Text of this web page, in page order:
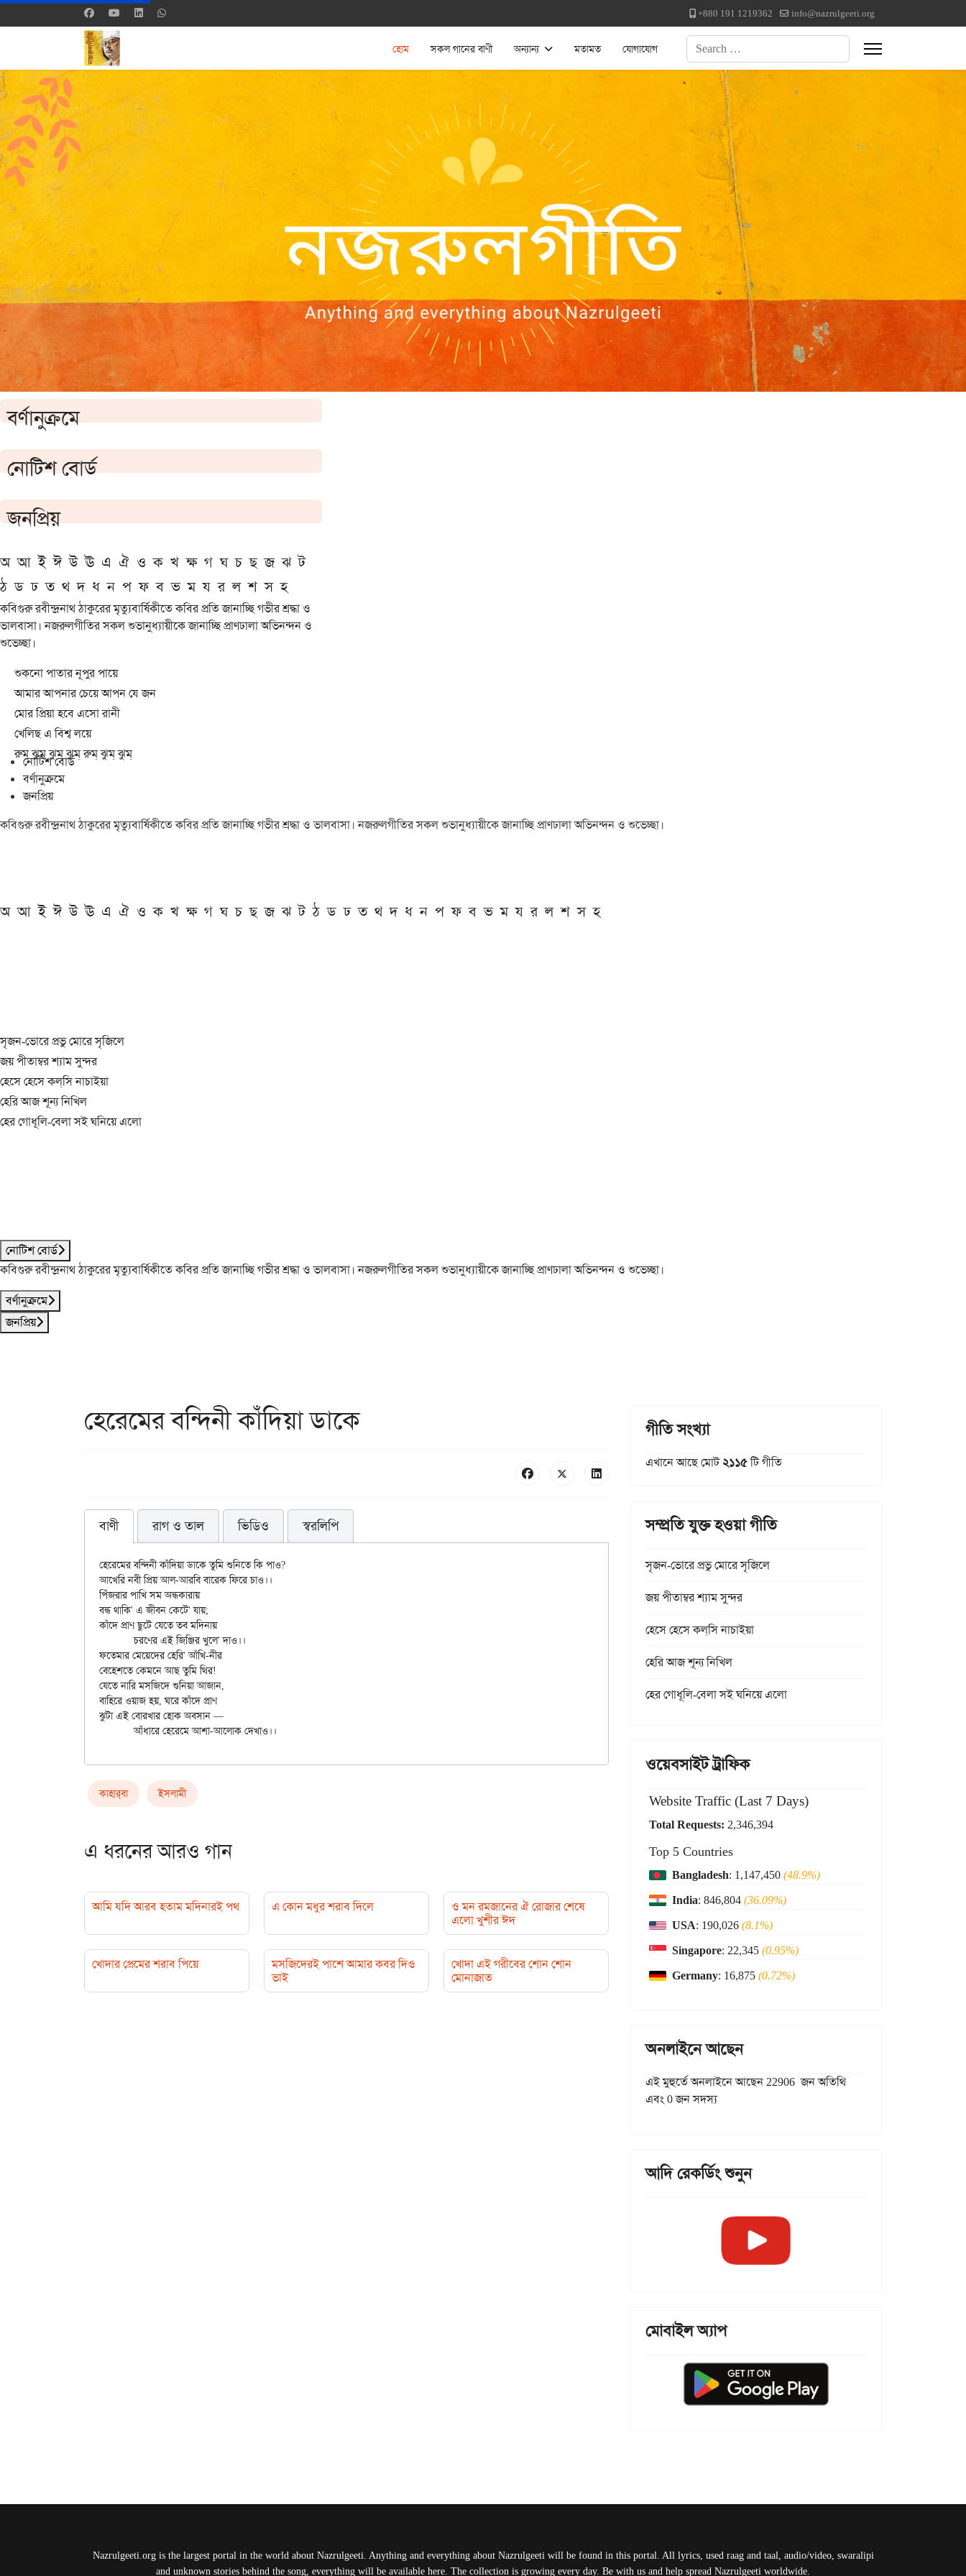
+880 191 1219362 info@nazrulgeeti.org
হোম সকল গানের বাণী অন্যান্য মতামত যোগাযোগ Search
বর্ণানুক্রমে
নোটিশ বোর্ড
জনপ্রিয়
অ আ ই ঈ উ ঊ এ ঐ ও ক খ ক্ষ গ ঘ চ ছ জ ঝ ট
ঠ ড ঢ ত থ দ ধ ন প ফ ব ভ ম য র ল শ স হ
কবিগুরু রবীন্দ্রনাথ ঠাকুরের মৃত্যুবার্ষিকীতে কবির প্রতি জানাচ্ছি গভীর শ্রদ্ধা ও
ভালবাসা। নজরুলগীতির সকল শুভানুধ্যায়ীকে জানাচ্ছি প্রাণঢালা অভিনন্দন ও
শুভেচ্ছা।
শুকনো পাতার নূপুর পায়ে
আমার আপনার চেয়ে আপন যে জন
মোর প্রিয়া হবে এসো রানী
খেলিছ এ বিশ্ব লয়ে
রুম্ ঝুম্ ঝুম্ ঝুম্ রুম্ ঝুম্ ঝুম্
নোটিশ বোর্ড
বর্ণানুক্রমে
জনপ্রিয়
কবিগুরু রবীন্দ্রনাথ ঠাকুরের মৃত্যুবার্ষিকীতে কবির প্রতি জানাচ্ছি গভীর শ্রদ্ধা ও ভালবাসা। নজরুলগীতির সকল শুভানুধ্যায়ীকে জানাচ্ছি প্রাণঢালা অভিনন্দন ও শুভেচ্ছা।
অ আ ই ঈ উ ঊ এ ঐ ও ক খ ক্ষ গ ঘ চ ছ জ ঝ ট ঠ ড ঢ ত থ দ ধ ন প ফ ব ভ ম য র ল শ স হ
সৃজন-ভোরে প্রভু মোরে সৃজিলে
জয় পীতাম্বর শ্যাম সুন্দর
হেসে হেসে কল্‌সি নাচাইয়া
হেরি আজ শূন্য নিখিল
হের গোধূলি-বেলা সই ঘনিয়ে এলো
নোটিশ বোর্ড
কবিগুরু রবীন্দ্রনাথ ঠাকুরের মৃত্যুবার্ষিকীতে কবির প্রতি জানাচ্ছি গভীর শ্রদ্ধা ও ভালবাসা। নজরুলগীতির সকল শুভানুধ্যায়ীকে জানাচ্ছি প্রাণঢালা অভিনন্দন ও শুভেচ্ছা।
বর্ণানুক্রমে
জনপ্রিয়
হেরেমের বন্দিনী কাঁদিয়া ডাকে
বাণী রাগ ও তাল ভিডিও স্বরলিপি
হেরেমের বন্দিনী কাঁদিয়া ডাকে তুমি শুনিতে কি পাও?
আখেরি নবী প্রিয় আল-আরবি বারেক ফিরে চাও।।
পিঁজরার পাখি সম অন্ধকারায়
বন্ধ থাকি' এ জীবন কেটে' যায়;
কাঁদে প্রাণ ছুটে যেতে তব মদিনায়
	চরণের এই জিঞ্জির খুলে' দাও।।
ফতেমার মেয়েদের হেরি' আঁখি-নীর
বেহেশতে কেমনে আছ তুমি থির!
যেতে নারি মসজিদে শুনিয়া আজান,
বাহিরে ওয়াজ হয়, ঘরে কাঁদে প্রাণ
ঝুটা এই বোরখার হোক অবসান —
কাহার্‌বা ইসলামী
এ ধরনের আরও গান
আমি যদি আরব হতাম মদিনারই পথ এ কোন মধুর শরাব দিলে
ও মন রমজানের ঐ রোজার শেষে
এলো খুশীর ঈদ
খোদার প্রেমের শরাব পিয়ে
মসজিদেরই পাশে আমার কবর দিও
ভাই
খোদা এই গরীবের শোন শোন
মোনাজাত
গীতি সংখ্যা
এখানে আছে মোট২১১৫টি গীতি
সম্প্রতি যুক্ত হওয়া গীতি
সৃজন-ভোরে প্রভু মোরে সৃজিলে
জয় পীতাম্বর শ্যাম সুন্দর
হেসে হেসে কল্‌সি নাচাইয়া
হেরি আজ শূন্য নিখিল
হের গোধূলি-বেলা সই ঘনিয়ে এলো
ওয়েবসাইট ট্রাফিক
Website Traffic (Last 7 Days)
Total Requests: 2,346,394
Top 5 Countries
Bangladesh: 1,147,450(48.9%)
India: 846,804(36.09%)
USA: 190,026(8.1%)
Singapore: 22,345(0.95%)
Germany: 16,875(0.72%)
অনলাইনে আছেন
এই মুহুর্তে অনলাইনে আছেন 22906 জন অতিথি
এবং 0 জন সদস্য
আদি রেকর্ডিং শুনুন
মোবাইল অ্যাপ
Nazrulgeeti.org is the largest portal in the world about Nazrulgeeti. Anything and everything about Nazrulgeeti will be found in this portal. All lyrics, used raag and taal, audio/video, swaralipi
and unknown stories behind the song, everything will be available here. The collection is growing every day. Be with us and help spread Nazrulgeeti worldwide.